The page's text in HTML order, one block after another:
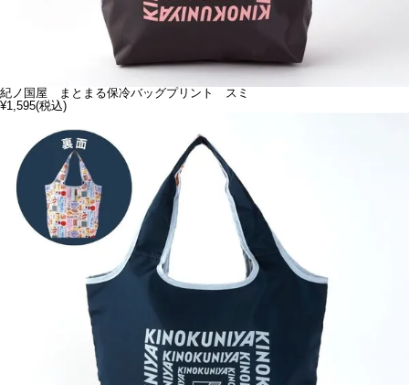
紀ノ国屋 まとまる保冷バッグプリント スミ
¥1,595(税込)